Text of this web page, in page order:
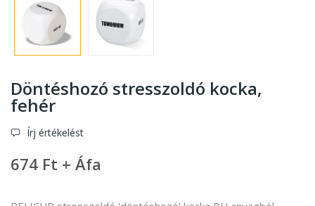
Döntéshozó stresszoldó kocka,
fehér
Írj értékelést
674 Ft + Áfa